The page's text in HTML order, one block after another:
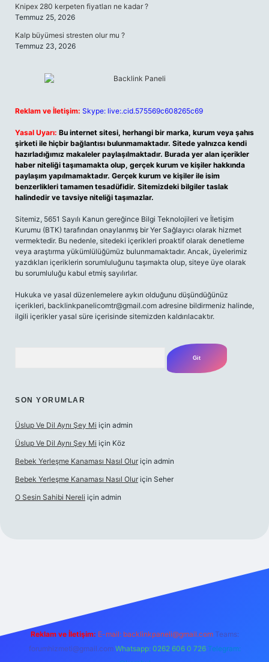
Knipex 280 kerpeten fiyatları ne kadar ?
Temmuz 25, 2026
Kalp büyümesi stresten olur mu ?
Temmuz 23, 2026
Reklam ve İletişim: Skype: live:.cid.575569c608265c69
Yasal Uyarı: Bu internet sitesi, herhangi bir marka, kurum veya şahıs
şirketi ile hiçbir bağlantısı bulunmamaktadır. Sitede yalnızca kendi
hazırladığımız makaleler paylaşılmaktadır. Burada yer alan içerikler
haber niteliği taşımamakta olup, gerçek kurum ve kişiler hakkında
paylaşım yapılmamaktadır. Gerçek kurum ve kişiler ile isim
benzerlikleri tamamen tesadüfidir. Sitemizdeki bilgiler taslak
halindedir ve tavsiye niteliği taşımazlar.
Sitemiz, 5651 Sayılı Kanun gereğince Bilgi Teknolojileri ve İletişim
Kurumu (BTK) tarafından onaylanmış bir Yer Sağlayıcı olarak hizmet
vermektedir. Bu nedenle, sitedeki içerikleri proaktif olarak denetleme
veya araştırma yükümlülüğümüz bulunmamaktadır. Ancak, üyelerimiz
yazdıkları içeriklerin sorumluluğunu taşımakta olup, siteye üye olarak
bu sorumluluğu kabul etmiş sayılırlar.
Hukuka ve yasal düzenlemelere aykırı olduğunu düşündüğünüz
içerikleri, backlinkpanelicomtr@gmail.com adresine bildirmeniz halinde,
ilgili içerikler yasal süre içerisinde sitemizden kaldırılacaktır.
SON YORUMLAR
Üslup Ve Dil Aynı Şey Mi için admin
Üslup Ve Dil Aynı Şey Mi için Köz
Bebek Yerleşme Kanaması Nasıl Olur için admin
Bebek Yerleşme Kanaması Nasıl Olur için Seher
O Sesin Sahibi Nereli için admin
Reklam ve İletişim: E-mail: backlinkpaneli@gmail.com Teams:
forumhizmeti@gmail.com Whatsapp: 0262 606 0 726 Telegram: